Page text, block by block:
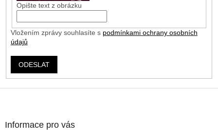
Opište text z obrázku
Vložením zprávy souhlasíte s podmínkami ochrany osobních
údajů
ODESLAT
Informace pro vás